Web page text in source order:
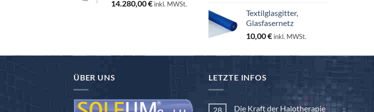
14.280,00€ inkl. MWSt.
Textilglasgitter,
Glasfasernetz
10,00€ inkl. MWSt.
ÜBER UNS LETZTE INFOS
28 Die Kraft der Halotherapie